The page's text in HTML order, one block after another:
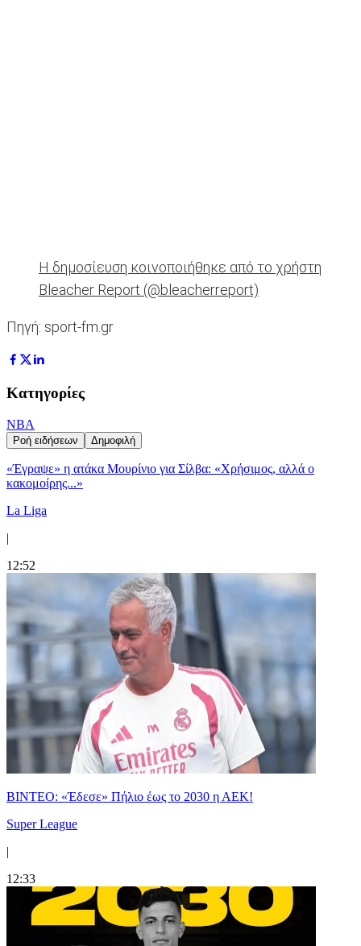
Η δημοσίευση κοινοποιήθηκε από το χρήστη
Bleacher Report (@bleacherreport)
Πηγή: sport-fm.gr
Κατηγορίες
NBA
Ροή ειδήσεων Δημοφιλή
«Έγραψε» η ατάκα Μουρίνιο για Σίλβα: «Χρήσιμος, αλλά ο
κακομοίρης...»
La Liga
|
12:52
ΒΙΝΤΕΟ: «Έδεσε» Πήλιο έως το 2030 η ΑΕΚ!
Super League
|
12:33